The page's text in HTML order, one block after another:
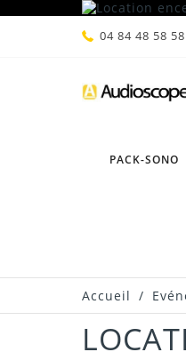
04 84 48 58
PACK-SONO
Accueil /